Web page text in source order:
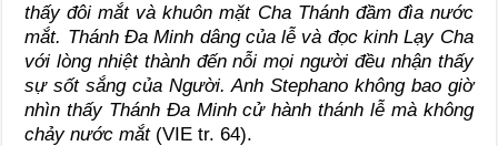
thấy đôi mắt và khuôn mặt Cha Thánh đầm đìa nước
mắt. Thánh Đa Minh dâng của lễ và đọc kinh Lạy Cha
với lòng nhiệt thành đến nỗi mọi người đều nhận thấy
sự sốt sắng của Người. Anh Stephano không bao giờ
nhìn thấy Thánh Đa Minh cử hành thánh lễ mà không
chảy nước mắt (VIE tr. 64).